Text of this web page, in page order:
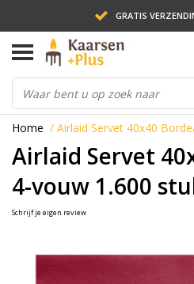
GRATIS
LEVERING BINNEN
ACHTERAF
Home / Airlaid Servet 40x40
Airlaid Servet
4-vouw 1.600
Schrijf je eigen review